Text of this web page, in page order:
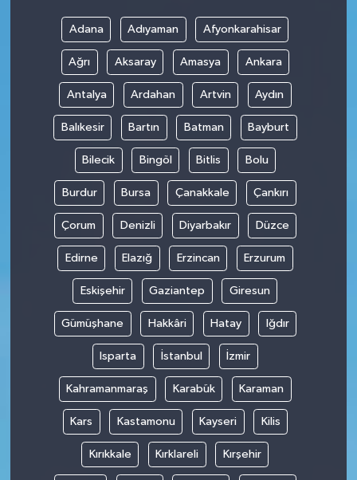
Adana Adıyaman Afyonkarahisar
Ağrı Aksaray Amasya Ankara
Antalya Ardahan Artvin Aydın
Balıkesir Bartın Batman Bayburt
Bilecik Bingöl Bitlis Bolu
Burdur Bursa Çanakkale Çankırı
Çorum Denizli Diyarbakır Düzce
Edirne Elazığ Erzincan Erzurum
Eskişehir Gaziantep Giresun
Gümüşhane Hakkâri Hatay Iğdır
Isparta İstanbul İzmir
Kahramanmaraş Karabük Karaman
Kars Kastamonu Kayseri Kilis
Kırıkkale Kırklareli Kırşehir